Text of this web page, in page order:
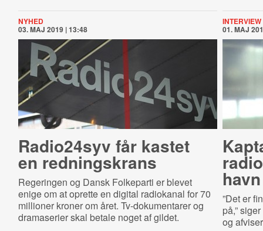
NYHED
03. MAJ 2019 | 13:48
Radio24syv får kastet
en redningskrans
Regeringen og Dansk Folkeparti er blevet
enige om at oprette en digital radiokanal for 70
millioner kroner om året. Tv-dokumentarer og
dramaserier skal betale noget af gildet.
INTERVIEW
01. MAJ
havn
”Det er
på,”
og